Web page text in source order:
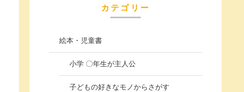
カテゴリー
絵本・児童書
小学 〇年生が主人公
子どもの好きなモノからさがす